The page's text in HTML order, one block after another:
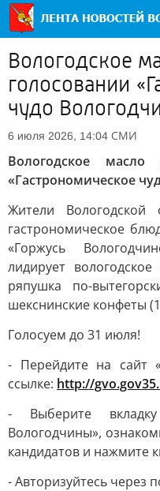
Вологодское
голосовании
чудо
6 июля 2026, 14:04 СМИ
Вологодское
«Гастрономическое
Жители Вологодской
гастрономическое
«Горжусь
лидирует
ряпушка по-
шекснинские конфеты
Голосуем до 31 июля!
- Перейдите на сайт
ссылке: http://
- Выберите вкладку
Вологодчины»,
кандидатов и нажмите
- Авторизуйтесь через